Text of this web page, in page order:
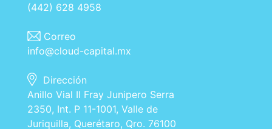
(442) 628 4958
Correo
info@cloud-capital.mx
Dirección
Anillo Vial II Fray Junipero Serra
2350, Int. P 11-1001, Valle de
Juriquilla, Querétaro, Qro. 76100